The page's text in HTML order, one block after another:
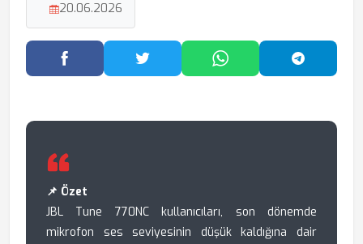
20.06.2026
Facebook'ta PaylaşTwitter'da PaylaşWhatsApp'ta Paylaş
📌 Özet
JBL Tune 770NC kullanıcıları, son dönemde
mikrofon ses seviyesinin düşük kaldığına dair